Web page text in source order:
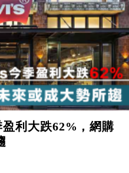
億美元 支援Anthropic租用
屬關稅範圍 14類產品或加徵
級會員制度 增鉑金卡級別鎖
升14個月 珠寶鐘錶銷售升勢
美元回購 派息比率目標維持
盈利大跌62%，網購